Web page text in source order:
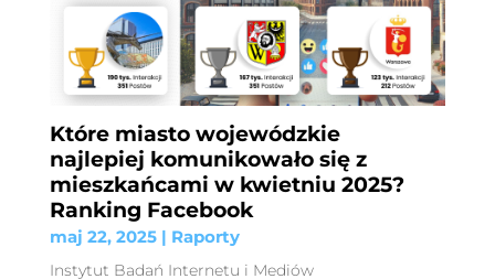
Które miasto wojewódzkie
najlepiej komunikowało się z
mieszkańcami w kwietniu 2025?
Ranking Facebook
maj 22, 2025| Raporty
Instytut Badań Internetu i Mediów